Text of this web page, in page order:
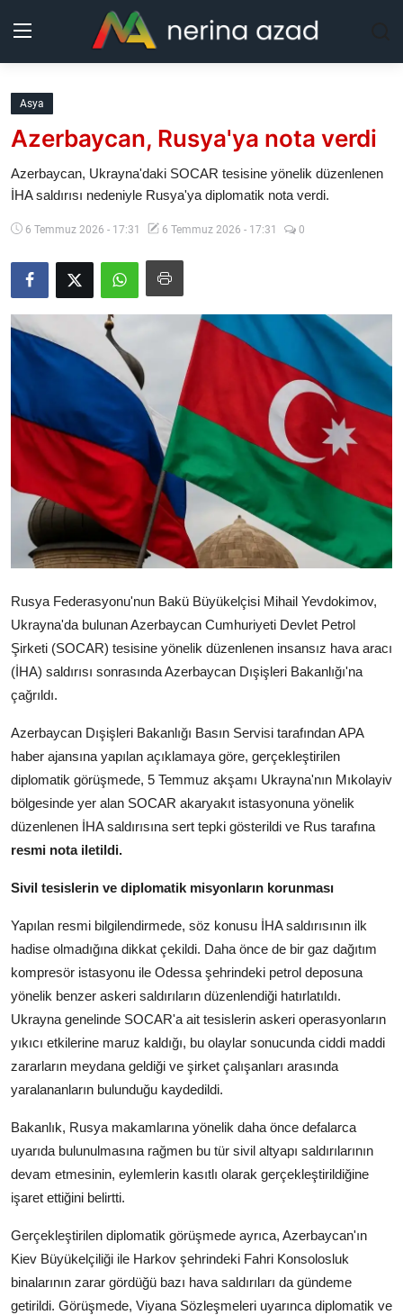
Kurdistan
Bölgeler
Yaşam
Güncel
Analiz
Makaleler
Galeri
Video
Yazarlar
Arşiv
İletişim
Türkçe Kurdi
Asya
Azerbaycan, Rusya'ya nota verdi
Azerbaycan, Ukrayna'daki SOCAR tesisine yönelik düzenlenen
İHA saldırısı nedeniyle Rusya'ya diplomatik nota verdi.
6 Temmuz 2026 - 17:31 6 Temmuz 2026 - 17:31 0
Rusya Federasyonu'nun Bakü Büyükelçisi Mihail Yevdokimov,
Ukrayna'da bulunan Azerbaycan Cumhuriyeti Devlet Petrol
Şirketi (SOCAR) tesisine yönelik düzenlenen insansız hava aracı
(İHA) saldırısı sonrasında Azerbaycan Dışişleri Bakanlığı'na
çağrıldı.
Azerbaycan Dışişleri Bakanlığı Basın Servisi tarafından APA
haber ajansına yapılan açıklamaya göre, gerçekleştirilen
diplomatik görüşmede, 5 Temmuz akşamı Ukrayna'nın Mıkolayiv
bölgesinde yer alan SOCAR akaryakıt istasyonuna yönelik
düzenlenen İHA saldırısına sert tepki gösterildi ve Rus tarafına
resmi nota iletildi.
Sivil tesislerin ve diplomatik misyonların korunması
Yapılan resmi bilgilendirmede, söz konusu İHA saldırısının ilk
hadise olmadığına dikkat çekildi. Daha önce de bir gaz dağıtım
kompresör istasyonu ile Odessa şehrindeki petrol deposuna
yönelik benzer askeri saldırıların düzenlendiği hatırlatıldı.
Ukrayna genelinde SOCAR'a ait tesislerin askeri operasyonların
yıkıcı etkilerine maruz kaldığı, bu olaylar sonucunda ciddi maddi
zararların meydana geldiği ve şirket çalışanları arasında
yaralananların bulunduğu kaydedildi.
Bakanlık, Rusya makamlarına yönelik daha önce defalarca
uyarıda bulunulmasına rağmen bu tür sivil altyapı saldırılarının
devam etmesinin, eylemlerin kasıtlı olarak gerçekleştirildiğine
işaret ettiğini belirtti.
Gerçekleştirilen diplomatik görüşmede ayrıca, Azerbaycan'ın
Kiev Büyükelçiliği ile Harkov şehrindeki Fahri Konsolosluk
binalarının zarar gördüğü bazı hava saldırıları da gündeme
getirildi. Görüşmede, Viyana Sözleşmeleri uyarınca diplomatik ve